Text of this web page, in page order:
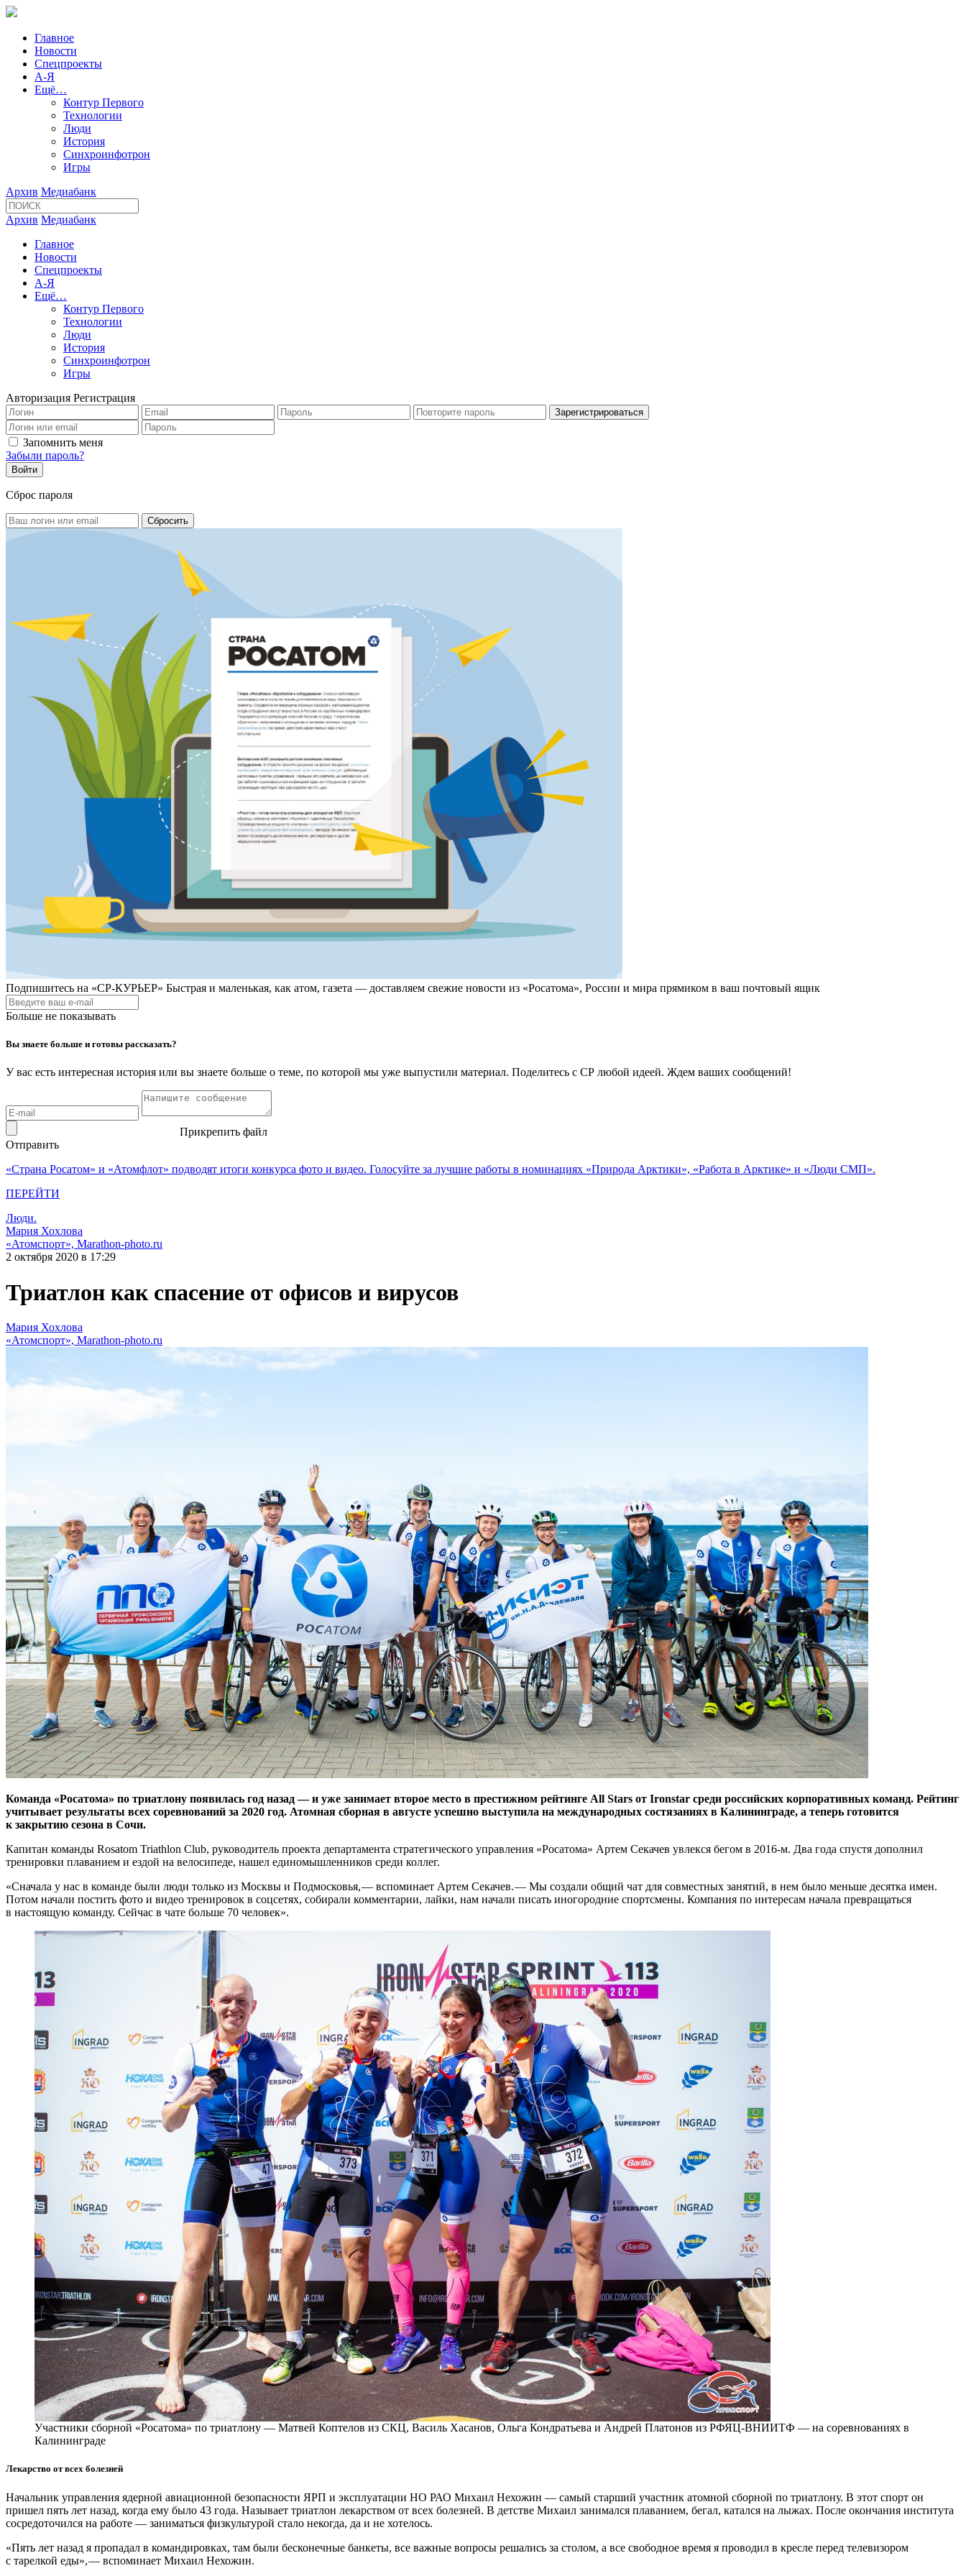
Главное
Новости
Спецпроекты
А-Я
Ещё…
Контур Первого
Технологии
Люди
История
Синхроинфотрон
Игры
Архив Медиабанк
Архив Медиабанк
Главное
Новости
Спецпроекты
А-Я
Ещё…
Контур Первого
Технологии
Люди
История
Синхроинфотрон
Игры
Авторизация Регистрация
Запомнить меня
Забыли пароль?
Сброс пароля
Подпишитесь на «СР-КУРЬЕР» Быстрая и маленькая, как атом, газета — доставляем свежие новости из «Росатома», России и мира прямиком в ваш почтовый ящик
Больше не показывать
Вы знаете больше и готовы рассказать?
У вас есть интересная история или вы знаете больше о теме, по которой мы уже выпустили материал. Поделитесь с СР любой идеей. Ждем ваших сообщений!
Прикрепить файл
Отправить
«Страна Росатом» и «Атомфлот» подводят итоги конкурса фото и видео. Голосуйте за лучшие работы в номинациях «Природа Арктики», «Работа в Арктике» и «Люди СМП».
ПЕРЕЙТИ
Люди.
Мария Хохлова
«Атомспорт», Marathon-photo.ru
2 октября 2020 в 17:29
Триатлон как спасение от офисов и вирусов
Мария Хохлова
«Атомспорт», Marathon-photo.ru
Команда «Росатома» по триатлону появилась год назад — ​и уже занимает второе место в престижном рейтинге All Stars от Ironstar среди российских корпоративных команд. Рейтинг
учитывает результаты всех соревнований за 2020 год. Атомная сборная в августе успешно выступила на международных состязаниях в Калининграде, а теперь готовится
к закрытию сезона в Сочи.
Капитан команды Rosatom Triathlon Club, руководитель проекта департамента стратегического управления «Росатома» Артем Секачев увлекся бегом в 2016-м. Два года спустя дополнил
тренировки плаванием и ездой на велосипеде, нашел единомышленников среди коллег.
«Сначала у нас в команде были люди только из Москвы и Подмосковья, — ​вспоминает Артем Секачев. — ​Мы создали общий чат для совместных занятий, в нем было меньше десятка имен.
Потом начали постить фото и видео тренировок в соцсетях, собирали комментарии, лайки, нам начали писать иногородние спортсмены. Компания по интересам начала превращаться
в настоящую команду. Сейчас в чате больше 70 человек».
Участники сборной «Росатома» по триатлону — Матвей Коптелов из СКЦ, Василь Хасанов, Ольга Кондратьева и Андрей Платонов из РФЯЦ-ВНИИТФ — на соревнованиях в
Калининграде
Лекарство от всех болезней
Начальник управления ядерной авиационной безопасности ЯРП и эксплуатации НО РАО Михаил Нехожин — ​самый старший участник атомной сборной по триатлону. В этот спорт он
пришел пять лет назад, когда ему было 43 года. Называет триатлон лекарством от всех болезней. В детстве Михаил занимался плаванием, бегал, катался на лыжах. После окончания института
сосредоточился на работе — ​заниматься физкультурой стало некогда, да и не хотелось.
«Пять лет назад я пропадал в командировках, там были бесконечные банкеты, все важные вопросы решались за столом, а все свободное время я проводил в кресле перед телевизором
с тарелкой еды», — ​вспоминает Михаил Нехожин.